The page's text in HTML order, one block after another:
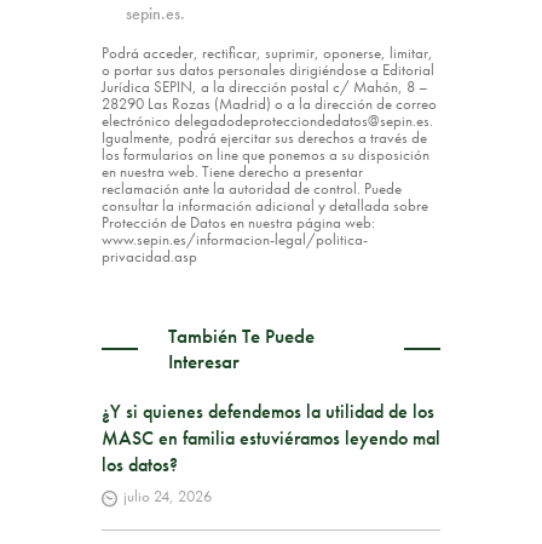
sepin.es.
Podrá acceder, rectificar, suprimir, oponerse, limitar,
o portar sus datos personales dirigiéndose a Editorial
Jurídica SEPIN, a la dirección postal c/ Mahón, 8 –
28290 Las Rozas (Madrid) o a la dirección de correo
electrónico delegadodeprotecciondedatos@sepin.es.
Igualmente, podrá ejercitar sus derechos a través de
los formularios on line que ponemos a su disposición
en nuestra web. Tiene derecho a presentar
reclamación ante la autoridad de control. Puede
consultar la información adicional y detallada sobre
Protección de Datos en nuestra página web:
www.sepin.es/informacion-legal/politica-
privacidad.asp
También Te Puede
Interesar
¿Y si quienes defendemos la utilidad de los
MASC en familia estuviéramos leyendo mal
los datos?
julio 24, 2026